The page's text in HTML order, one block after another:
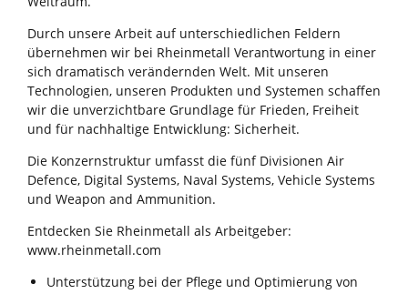
Durch unsere Arbeit auf unterschiedlichen Feldern
übernehmen wir bei Rheinmetall Verantwortung in einer
sich dramatisch verändernden Welt. Mit unseren
Technologien, unseren Produkten und Systemen schaffen
wir die unverzichtbare Grundlage für Frieden, Freiheit
und für nachhaltige Entwicklung: Sicherheit.
Die Konzernstruktur umfasst die fünf Divisionen Air
Defence, Digital Systems, Naval Systems, Vehicle Systems
und Weapon and Ammunition.
Entdecken Sie Rheinmetall als Arbeitgeber:
www.rheinmetall.com
Unterstützung bei der Pflege und Optimierung von